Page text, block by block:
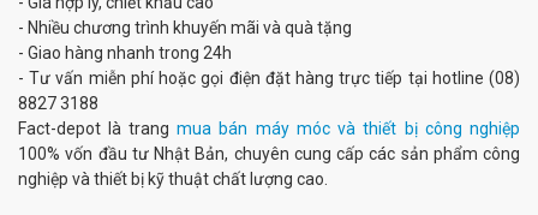
- Nhiều chương trình khuyến mãi và quà tặng
- Giao hàng nhanh trong 24h
- Tư vấn miễn phí hoặc gọi điện đặt hàng trực tiếp tại hotline (08)
8827 3188
Fact-depot là trang mua bán máy móc và thiết bị công nghiệp
100% vốn đầu tư Nhật Bản, chuyên cung cấp các sản phẩm công
nghiệp và thiết bị kỹ thuật chất lượng cao.